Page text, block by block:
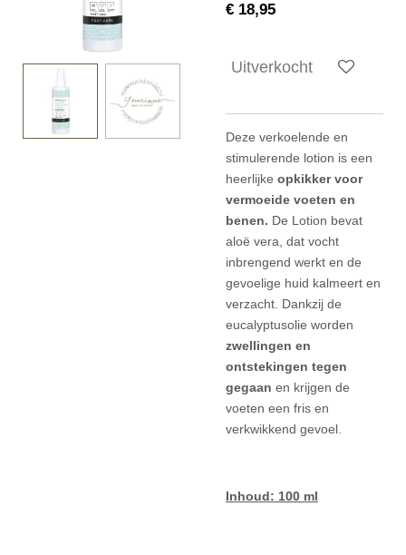
€ 18,95
Uitverkocht
Deze verkoelende en
stimulerende lotion is een
heerlijke opkikker voor
vermoeide voeten en
benen. De Lotion bevat
aloë vera, dat vocht
inbrengend werkt en de
gevoelige huid kalmeert en
verzacht. Dankzij de
eucalyptusolie worden
zwellingen en
ontstekingen tegen
gegaan en krijgen de
voeten een fris en
verkwikkend gevoel.
Inhoud: 100 ml